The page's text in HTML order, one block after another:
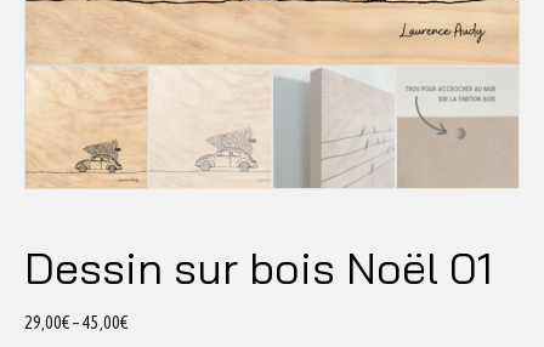
Dessin sur bois Noël 01
29,00€–45,00€